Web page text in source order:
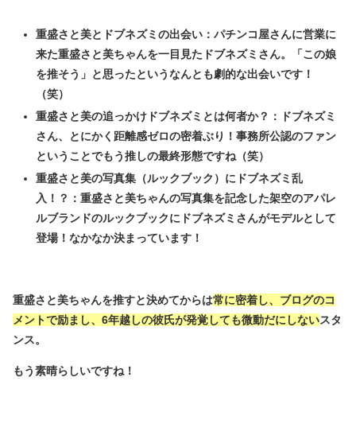
重盛さと美とドブネズミの出会い：パチンコ屋さんに営業に
来た重盛さと美ちゃんを一目見たドブネズミさん。「この娘
を推そう」と思ったというなんとも劇的な出会いです！
（笑）
重盛さと美の追っかけドブネズミとは何者か？：ドブネズミ
さん、とにかく距離感ゼロの密着ぶり！事務所公認のファン
ということでもう推しの最終形態ですね（笑）
重盛さと美の写真集（ルックブック）にドブネズミ乱
入！？：重盛さと美ちゃんの写真集を記念した架空のアパレ
ルブランドのルックブックにドブネズミさんがモデルとして
登場！なかなか決まっています！
重盛さと美ちゃんを推すと決めてからは常に密着し、ブログのコ
メントで励まし、6年越しの彼氏が発覚しても微動だにしないスタ
ンス。
もう素晴らしいですね！